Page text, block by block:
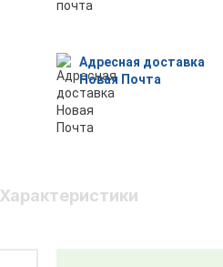
Адресная доставка
Новая Почта
Характеристики